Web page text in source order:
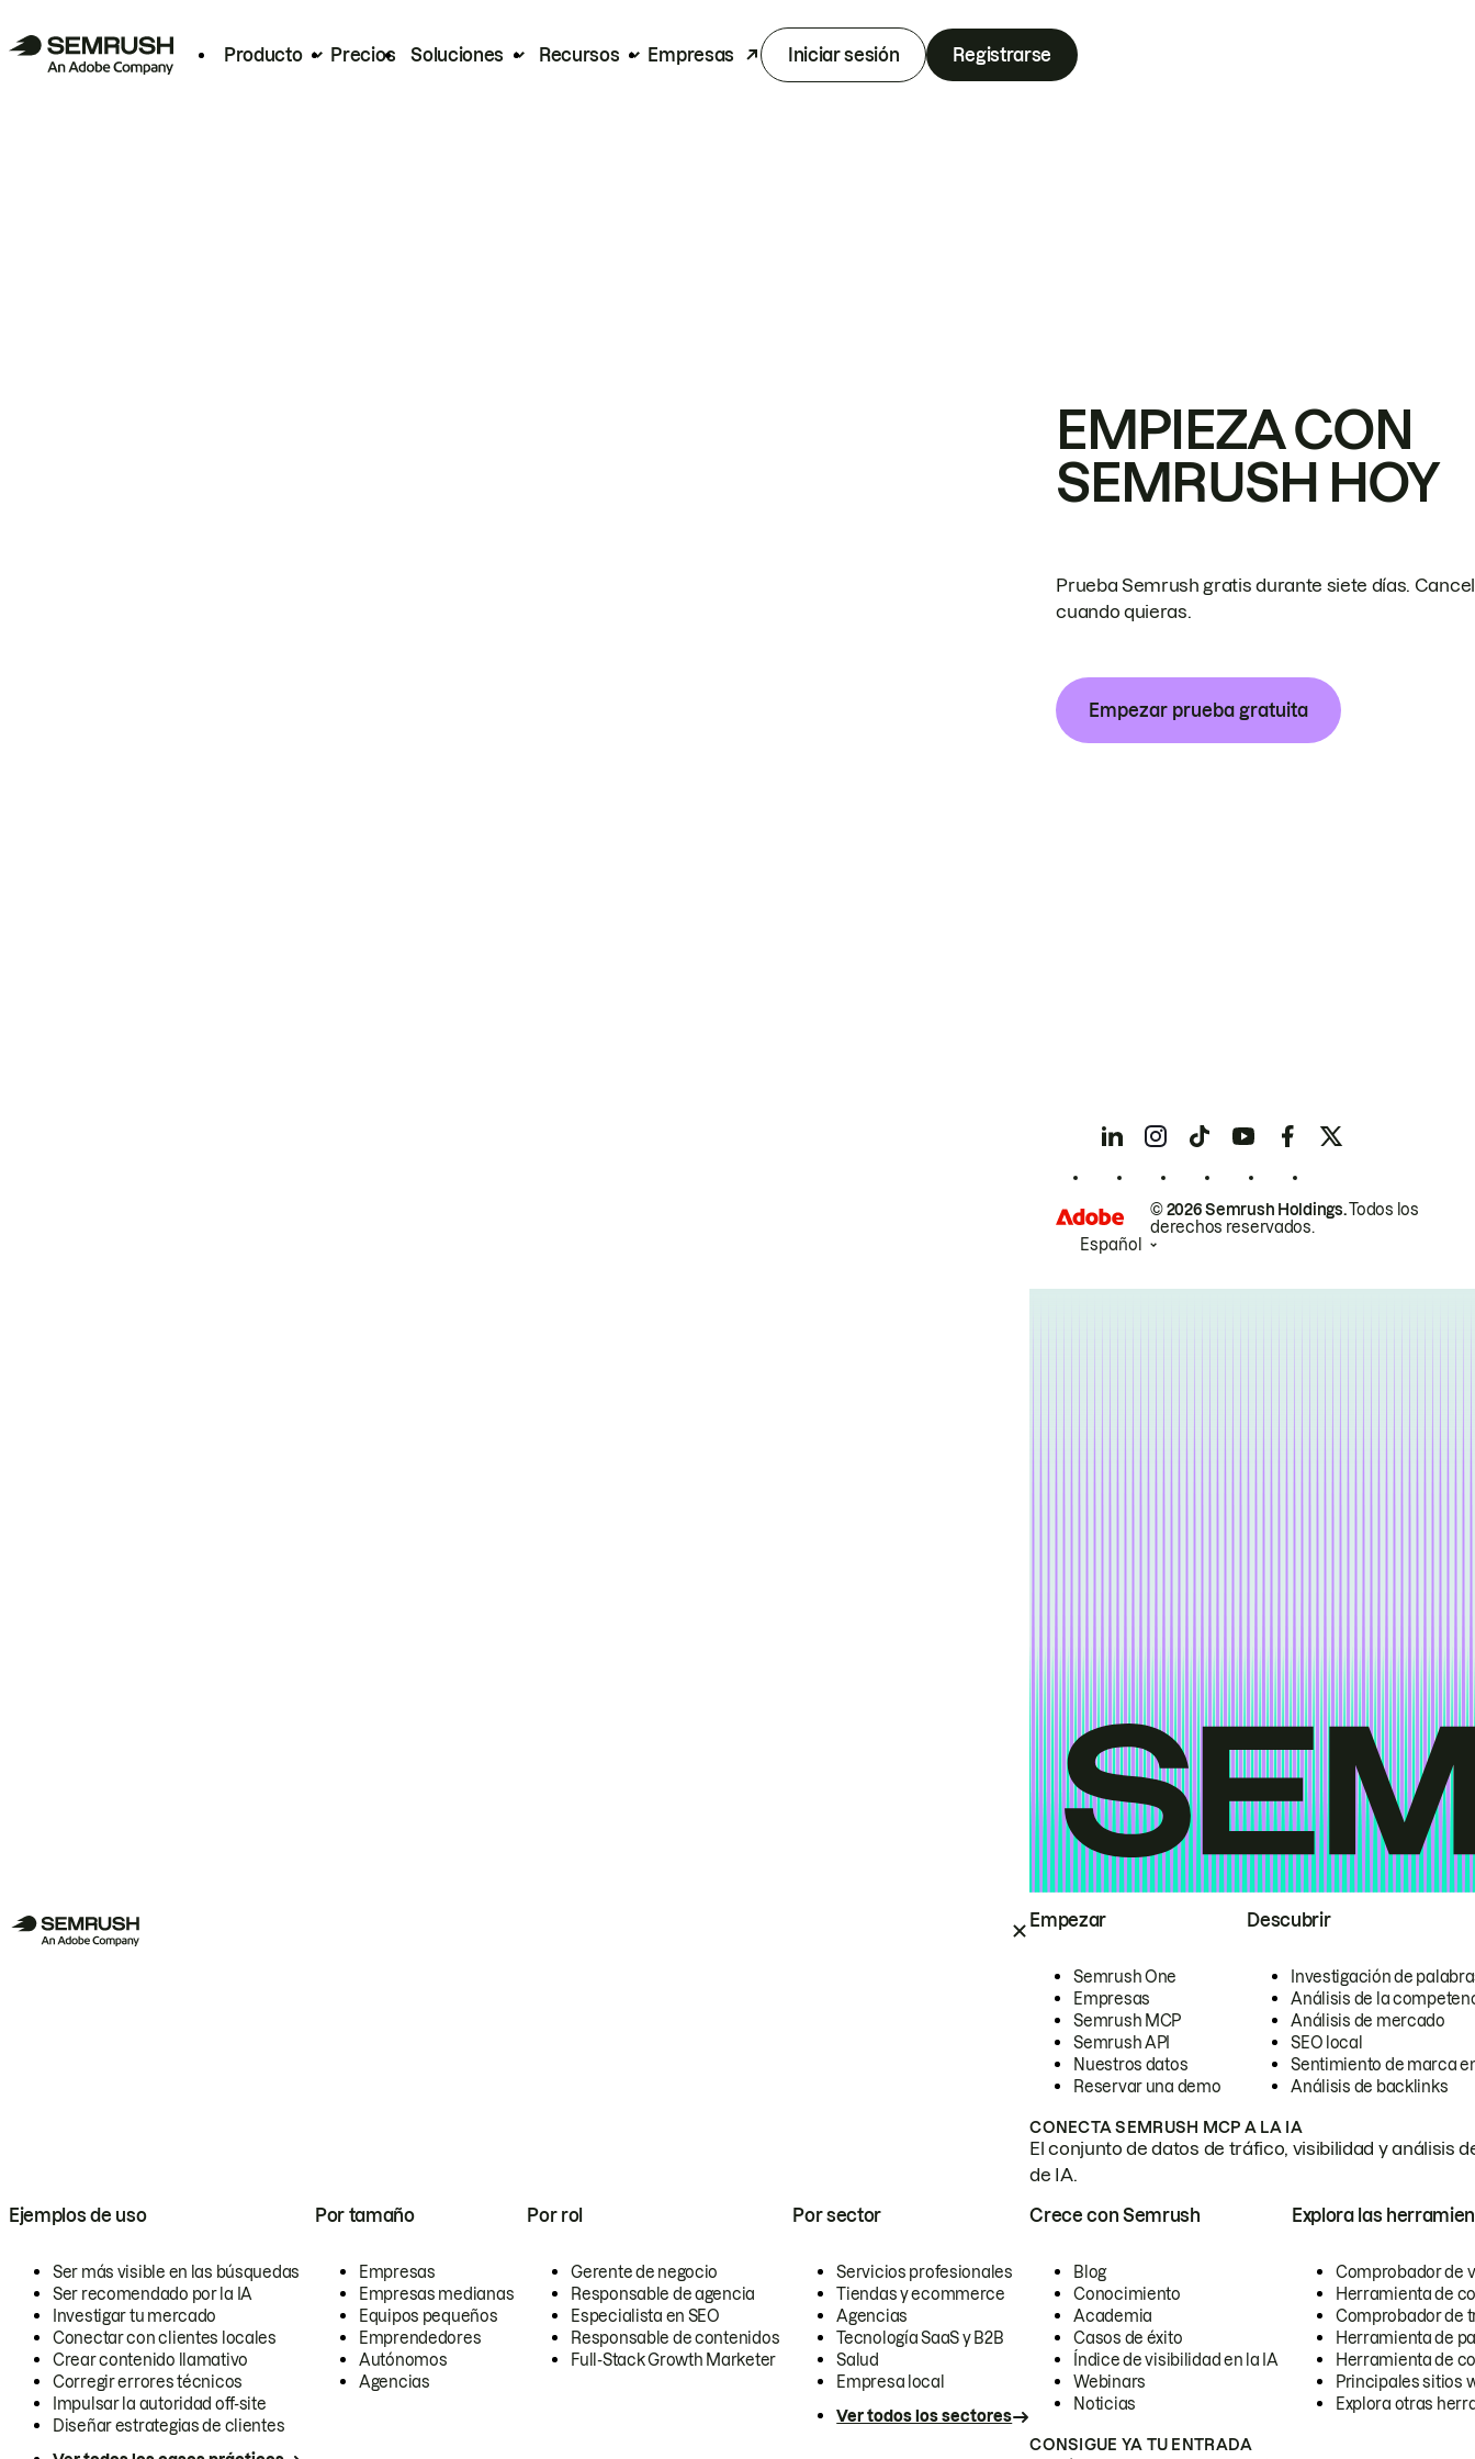
Producto Precios Soluciones Recursos Empresas Iniciar sesión Registrarse
Empezar
Semrush One
Empresas
Semrush MCP
Semrush API
Nuestros datos
Reservar una demo
Descubrir
Investigación de
Análisis de la
Análisis de mercado
SEO local
Sentimiento de marca
Análisis de backlinks
CONECTA SEMRUSH MCP A LA IA
El conjunto de datos de tráfico, visibilidad y análisis
de IA.
Ejemplos de uso
Ser más visible en las búsquedas
Ser recomendado por la IA
Investigar tu mercado
Conectar con clientes locales
Crear contenido llamativo
Corregir errores técnicos
Impulsar la autoridad off-site
Diseñar estrategias de clientes
Por tamaño
Empresas
Empresas medianas
Equipos pequeños
Emprendedores
Autónomos
Agencias
Por rol
Gerente de negocio
Responsable de agencia
Especialista en SEO
Responsable de contenidos
Full-Stack Growth Marketer
Por sector
Servicios profesionales
Tiendas y ecommerce
Agencias
Tecnología SaaS y B2B
Salud
Empresa local
Ver todos los sectores
Crece con Semrush
Blog
Conocimiento
Academia
Casos de éxito
Índice de visibilidad en la IA
Webinars
Noticias
Explora las
Comprobador de
Herramienta de
Comprobador de
Herramienta de
Herramienta de
Principales sitios
Explora otras
CONSIGUE YA TU ENTRADA
EMPIEZA CON
SEMRUSH HOY
Prueba Semrush gratis durante siete días.
cuando quieras.
Empezar prueba gratuita
© 2026 Semrush Holdings.Todos los
derechos reservados.
Español